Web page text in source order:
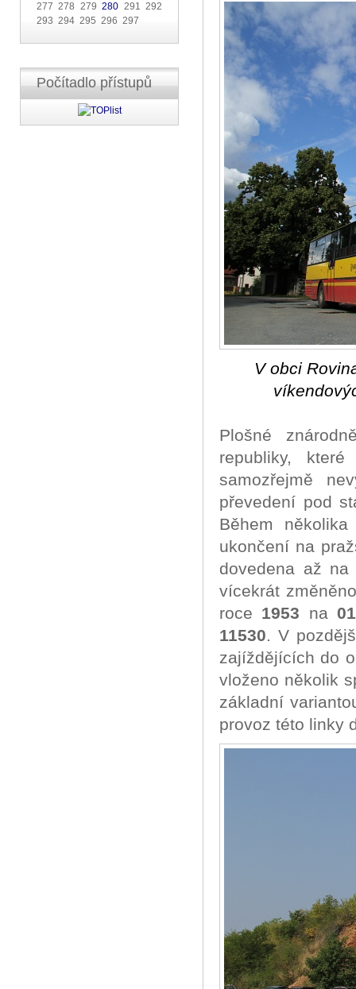
277 278 279280 291 292
293 294 295 296 297
Počítadlo přístupů
V obci
Plošné
republiky,
samozřejmě
převedení pod
Během
ukončení na
dovedena až
vícekrát
roce 1953 na
11530. V
zajíždějících do
vloženo několik
základní
provoz této linky